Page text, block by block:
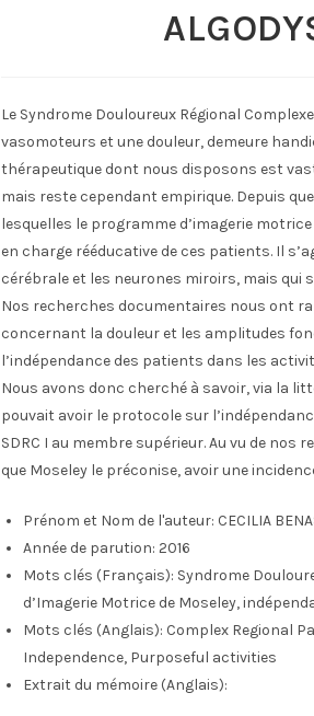
Le Syndrome Douloureux Régional
vasomoteurs et une douleur, demeure
thérapeutique dont nous disposons est
mais reste cependant empirique. Depuis
lesquelles le programme d’imagerie
en charge rééducative de ces patients. Il
cérébrale et les neurones miroirs, mais qui
Nos recherches documentaires nous ont
concernant la douleur et les amplitudes
l’indépendance des patients dans les
Nous avons donc cherché à savoir, via la
pouvait avoir le protocole sur
SDRC I au membre supérieur. Au vu de
que Moseley le préconise, avoir une
Prénom et Nom de l'auteur: CECILIA
Année de parution: 2016
Mots clés (Français): Syndrome
d’Imagerie Motrice de Moseley,
Mots clés (Anglais): Complex Regional
Independence, Purposeful activities
Extrait du mémoire (Anglais):